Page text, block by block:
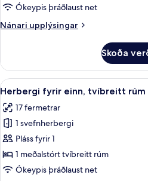
Ókeypis þráðlaust net
Nánari upplýsingar
Nánari
Skoða
Skoða
allar
myndir
fyrir
Herbergi
fyrir
einn,
7
Herbergi fyrir einn, tvíbreitt rúm
17 fermetrar
1 svefnherbergi
Pláss fyrir 1
1 meðalstórt tvíbreitt rúm
Ókeypis þráðlaust net